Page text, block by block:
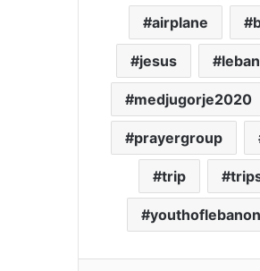
airplane
jesus
medjugorje2020
prayergroup
trip
youthoflebanon